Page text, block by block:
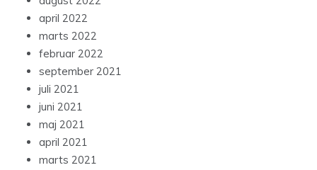
april 2022
marts 2022
februar 2022
september 2021
juli 2021
juni 2021
maj 2021
april 2021
marts 2021